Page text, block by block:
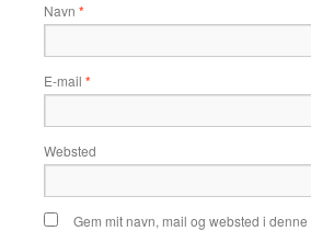
Navn *
E-mail *
Websted
Gem mit navn, mail og websted i